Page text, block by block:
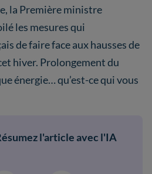
la Première ministre
les mesures qui
de faire face aux hausses de
hiver. Prolongement du
énergie… qu’est-ce qui vous
l'article avec l'IA